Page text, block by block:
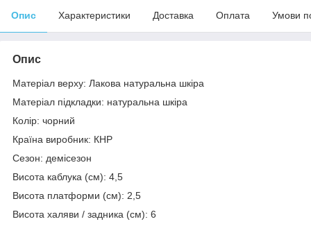
Опис Характеристики Доставка Оплата Умови
Опис
Матеріал верху: Лакова натуральна шкіра
Матеріал підкладки: натуральна шкіра
Колір: чорний
Країна виробник: КНР
Сезон: демісезон
Висота каблука (см): 4,5
Висота платформи (см): 2,5
Висота халяви / задника (см): 6